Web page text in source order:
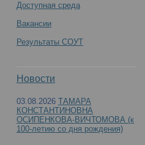
Доступная среда
Вакансии
Результаты СОУТ
Новости
03.08.2026 ТАМАРА
КОНСТАНТИНОВНА
ОСИПЕНКОВА-ВИЧТОМОВА (к
100-летию со дня рождения)